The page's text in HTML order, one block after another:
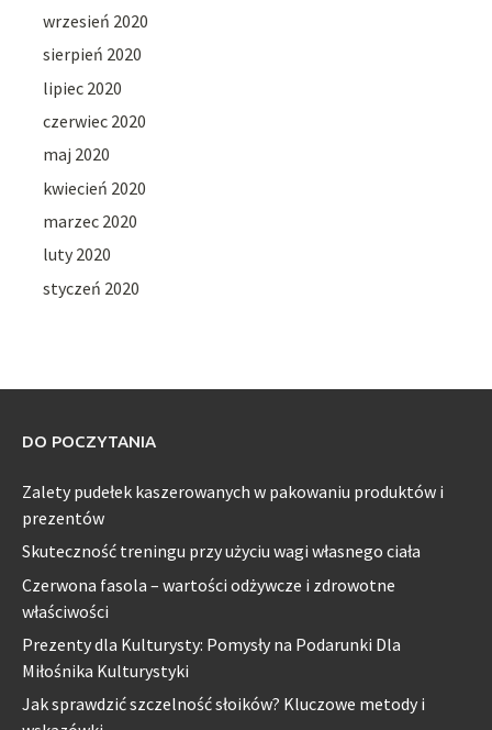
wrzesień 2020
sierpień 2020
lipiec 2020
czerwiec 2020
maj 2020
kwiecień 2020
marzec 2020
luty 2020
styczeń 2020
DO POCZYTANIA
Zalety pudełek kaszerowanych w pakowaniu produktów i
prezentów
Skuteczność treningu przy użyciu wagi własnego ciała
Czerwona fasola – wartości odżywcze i zdrowotne
właściwości
Prezenty dla Kulturysty: Pomysły na Podarunki Dla
Miłośnika Kulturystyki
Jak sprawdzić szczelność słoików? Kluczowe metody i